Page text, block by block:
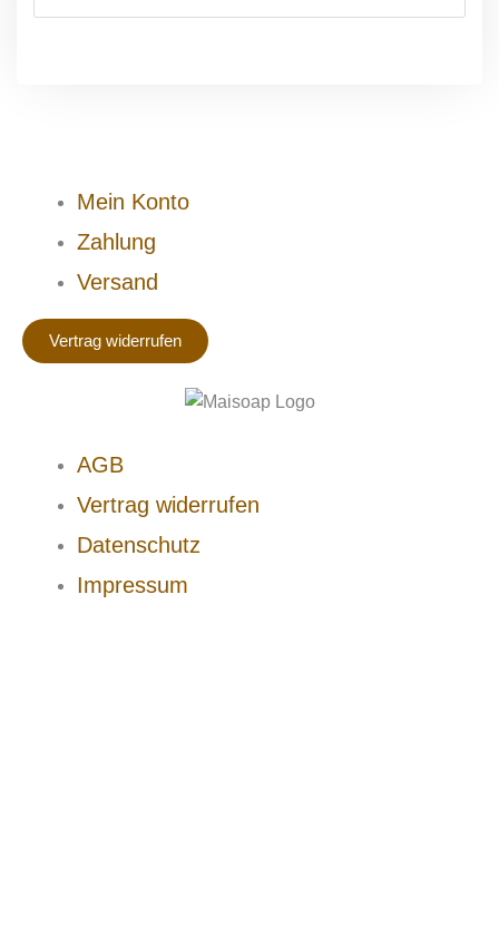
Mein Konto
Zahlung
Versand
Vertrag widerrufen
AGB
Vertrag widerrufen
Datenschutz
Impressum